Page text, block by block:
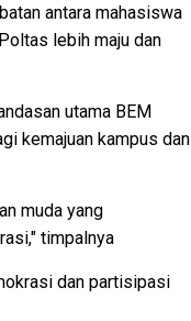
antara mahasiswa
lebih maju dan
utama BEM
kemajuan kampus dan
muda yang
timpalnya
dan partisipasi